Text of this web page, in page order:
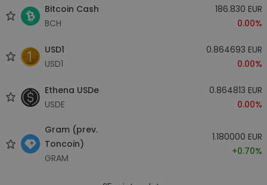
Bitcoin Cash
BCH
186.830 EUR
0.00%
USD1
USD1
0.864693 EUR
0.00%
Ethena USDe
USDE
0.864813 EUR
0.00%
Gram (prev.
Toncoin)
GRAM
1.180000 EUR
+0.70%